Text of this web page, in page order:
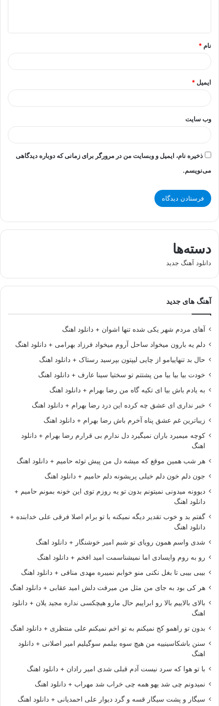
*
نام *
ایمیل *
وب‌ سایت
ذخیره نام، ایمیل و وبسایت من در مرورگر برای زمانی که دوباره دیدگاهی
می‌نویسم.
دسته‌ها
دانلود آهنگ جدید
آهنگ های جدید
آهای مردم شهر یکی شده تنها اشوان + دانلود اهنگ
دلم یه بارون میخواد ساحل آروم میخواد فرزاد بهرامی + دانلود اهنگ
حال بد تنهاییامو از چایی لیپتون بپرسید رستاک + دانلود اهنگ
خودت بیا بیا بیا من پشتتم تو سختیا سینا عارف + دانلود اهنگ
به یادم باش بیا ای تکیه گاه من رضا بهرام + دانلود اهنگ
خبر نداری ای عشق چه کرده این درد رضا بهرام + دانلود اهنگ
زیباترین غم عشق پناه آخرم باش رضا بهرام + دانلود اهنگ
کوچه میمیرد باران نمیگیرد دل ندارم بی قرارم رضا بهرام + دانلود
اهنگ
هر شب همین موقع که میشه دل من پیش توئه حامیم + دانلود اهنگ
جون دلم خون دلم خیلی پریشونه دلم حامیم + دانلود اهنگ
دیوونه میدونی نمیتونم بدون تو یه روزم توی این خونه بمونم حامیم +
دانلود اهنگ
گفتم بد و خوب تقدیر دیگه نمیکنه با تو برام اصلا فرقی علی خدابنده +
دانلود اهنگ
شدی واسم همون رویای تو شبم امیر خوشنگار + دانلود اهنگ
رو به روم وایسادی اما نمیشناسمت امید افخم + دانلود اهنگ
بیبی بیبی تا بغل نکنی منو خوابم نمیبره مهدی منافی + دانلود اهنگ
هر کی بود به جای من مثل من میرفت دلش امید عقابی + دانلود اهنگ
بالای بالاییم بالا رو ابراییم حال مارو هیچکسی نداره مجید یلان + دانلود
اهنگ
بدون تو راهمو کج نمیکنم به تو اخم نمیکنم علی منتظری + دانلود اهنگ
سنن باشکاسینییه من هیچ سوه بیلمم سوگیلیم امیر اصلانی + دانلود
اهنگ
با تو هوا که سرد نیست آدم قبلی شدی امیر رادان + دانلود اهنگ
نمیدونم چی شد یهو همه چی خراب شد مهراب + دانلود اهنگ
سیگار و پشت سیگار قسه و گرد دیوار علی احمدیانی + دانلود اهنگ